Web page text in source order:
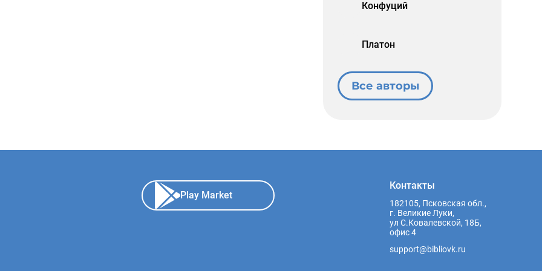
Конфуций
Платон
Все авторы
Play Market
Контакты
182105, Псковская обл.,
г. Великие Луки,
ул С.Ковалевской, 18Б,
офис 4
support@bibliovk.ru